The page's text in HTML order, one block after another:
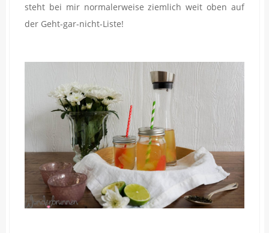
steht bei mir normalerweise ziemlich weit oben auf
der Geht-gar-nicht-Liste!